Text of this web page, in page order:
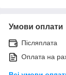
Умови оплати
Післяплата
Оплата на